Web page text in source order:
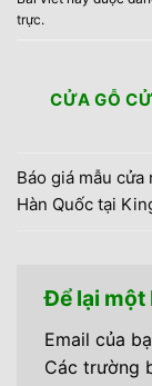
trực.
CỬA GỖ
Báo giá mẫu cửa
Hàn Quốc tại
Để lại một
Email của
Các trường